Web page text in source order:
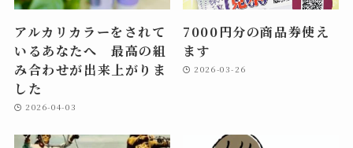
アルカリカラーをされて
いるあなたへ 最高の組
み合わせが出来上がりま
した
2026-04-03
7000円分の商品券使え
ます
2026-03-26